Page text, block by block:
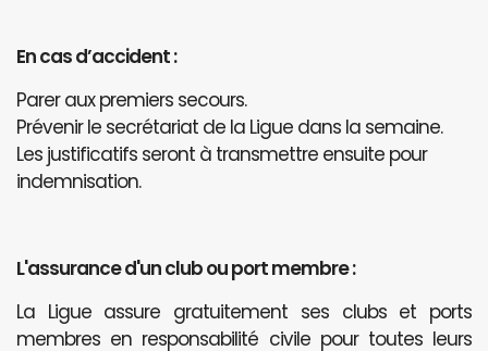
En cas d’accident :
Parer aux premiers secours.
Prévenir le secrétariat de la Ligue dans la semaine.
Les justificatifs seront à transmettre ensuite pour
indemnisation.
L'assurance d'un club ou port membre :
La Ligue assure gratuitement ses clubs et ports
membres en responsabilité civile pour toutes leurs